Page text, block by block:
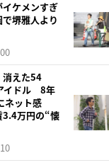
ケメンすぎ
堺雅人より
消えた54
イドル 8年
ネット感
万円の“懐